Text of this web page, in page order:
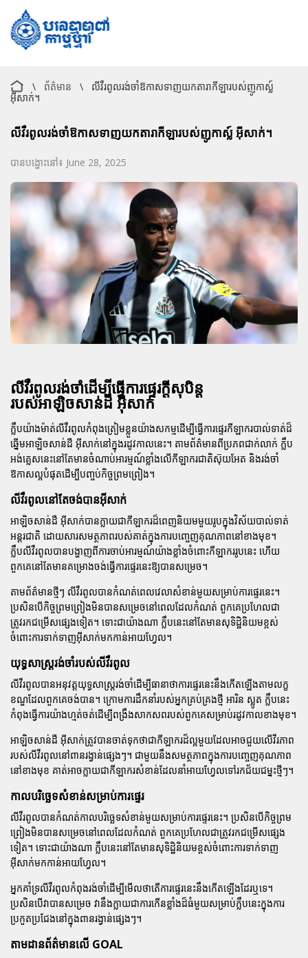
\ ព័ត៌មាន \
លីវឺរពូលរង់ចាំឱកាសទាញយកតារាកីឡារបស់ញូកាស្ល៍
អ៊ីសាក់។
លីវឺរពូលរង់ចាំឱកាសទាញយកតារាកីឡារបស់ញូកាស្ល៍ អ៊ីសាក់។
បានបង្ហោះនៅ៖ June 28, 2025
លីវឺរពូលរង់ចាំដើម្បីធ្វើការផ្ទេរក្តីសុបិន្ត
របស់អាឡិចសាន់ដឺ អ៊ីសាក់
ក្លឹបយ៉ាងម៉ាត់លីវឺរពូលកំពុងត្រៀមខ្លួនយ៉ាងសកម្មដើម្បីធ្វើការផ្ទេរកីឡាករបាល់ទាត់ដ៏
ឆ្នើមអាឡិចសាន់ដឺ អ៊ីសាក់នៅក្នុងរដូវកាលនេះ។ តាមព័ត៌មានពីប្រភពជាក់លាក់ ក្លឹប
អង់គ្លេសនេះនៅតែមានចំណាប់អារម្មណ៍ខ្លាំងលើកីឡាករជាតិស៊ុយអែត និងរង់ចាំ
ឱកាសល្អបំផុតដើម្បីបញ្ចប់កិច្ចព្រមព្រៀង។
លីវឺរពូលនៅតែចង់បានអ៊ីសាក់
អាឡិចសាន់ដឺ អ៊ីសាក់បានក្លាយជាកីឡាករដ៏ពេញនិយមមួយរូបក្នុងវិស័យបាល់ទាត់
អន្តរជាតិ ដោយសារសមត្ថភាពរបស់គាត់ក្នុងការបញ្ចេញគុណភាពនៅខាងមុខ។
ក្លឹបលីវឺរពូលបានបង្ហាញពីការចាប់អារម្មណ៍យ៉ាងខ្លាំងចំពោះកីឡាកររូបនេះ ហើយ
ពួកគេនៅតែមានគម្រោងចង់ធ្វើការផ្ទេរនេះឱ្យបានសម្រេច។
តាមព័ត៌មានថ្មីៗ លីវឺរពូលបានកំណត់ពេលវេលាសំខាន់មួយសម្រាប់ការផ្ទេរនេះ។
ប្រសិនបើកិច្ចព្រមព្រៀងមិនបានសម្រេចនៅពេលដែលកំណត់ ពួកគេប្រហែលជា
ត្រូវរកជម្រើសផ្សេងទៀត។ ទោះជាយ៉ាងណា ក្លឹបនេះនៅតែមានសុទិដ្ឋិនិយមខ្ពស់
ចំពោះការទាក់ទាញអ៊ីសាក់មកកាន់អាយហ្វែល។
យុទ្ធសាស្ត្ររង់ចាំរបស់លីវឺរពូល
លីវឺរពូលបានអនុវត្តយុទ្ធសាស្ត្ររង់ចាំដើម្បីធានាថាការផ្ទេរនេះនឹងកើតឡើងតាមលក្ខ
ខណ្ឌដែលពួកគេចង់បាន។ ក្រោមការដឹកនាំរបស់អ្នកគ្រប់គ្រងថ្មី អារិន ស្លូត ក្លឹបនេះ
កំពុងធ្វើការយ៉ាងហ្មត់ចត់ដើម្បីពង្រឹងសាកសពរបស់ពួកគេសម្រាប់រដូវកាលខាងមុខ។
អាឡិចសាន់ដឺ អ៊ីសាក់ត្រូវបានចាត់ទុកថាជាកីឡាករដ៏ល្អមួយដែលអាចជួយលើវីរភាព
របស់លីវឺរពូលនៅពានរង្វាន់ផ្សេងៗ។ ជាមួយនឹងសមត្ថភាពក្នុងការបញ្ចេញគុណភាព
នៅខាងមុខ គាត់អាចក្លាយជាកីឡាករសំខាន់ដែលនាំអាយហ្វែលទៅរកជ័យជម្នះថ្មីៗ។
កាលបរិច្ឆេទសំខាន់សម្រាប់ការផ្ទេរ
លីវឺរពូលបានកំណត់កាលបរិច្ឆេទសំខាន់មួយសម្រាប់ការផ្ទេរនេះ។ ប្រសិនបើកិច្ចព្រម
ព្រៀងមិនបានសម្រេចនៅពេលដែលកំណត់ ពួកគេប្រហែលជាត្រូវរកជម្រើសផ្សេង
ទៀត។ ទោះជាយ៉ាងណា ក្លឹបនេះនៅតែមានសុទិដ្ឋិនិយមខ្ពស់ចំពោះការទាក់ទាញ
អ៊ីសាក់មកកាន់អាយហ្វែល។
អ្នកគាំទ្រលីវឺរពូលកំពុងរង់ចាំដើម្បីមើលថាតើការផ្ទេរនេះនឹងកើតឡើងដែរឬទេ។
ប្រសិនបើវាបានសម្រេច វានឹងក្លាយជាការកើនខ្លាំងដ៏ធំមួយសម្រាប់ក្លឹបនេះក្នុងការ
ប្រកួតប្រជែងនៅក្នុងពានរង្វាន់ផ្សេងៗ។
តាមដានព័ត៌មានលើ GOAL